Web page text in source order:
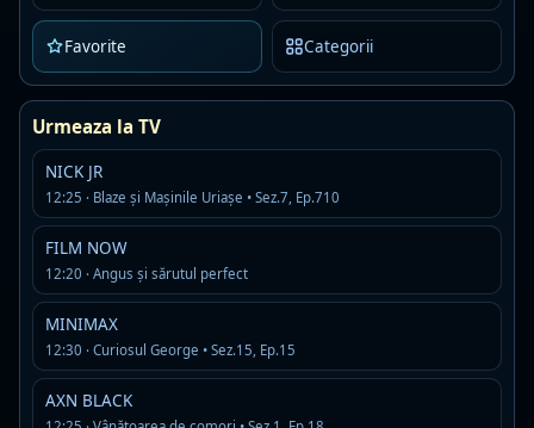
Favorite Categorii
Urmeaza la TV
NICK JR
12:25 · Blaze și Mașinile Uriașe • Sez.7, Ep.710
FILM NOW
12:20 · Angus și sărutul perfect
MINIMAX
12:30 · Curiosul George • Sez.15, Ep.15
AXN BLACK
Romanesti Documentare
SPORT EXTRA
Acum:12:00 · Watersports World 2026 - Episodul 22
Urmeaza:13:00 · Australian Boat Racing 2025 - Episodul 10
Romanesti Sport
NICKELODEON LIVE ☆
Acum:12:05 · Casa Loud • Ep.904
Urmeaza:12:25 · Casa Loud • Ep.905